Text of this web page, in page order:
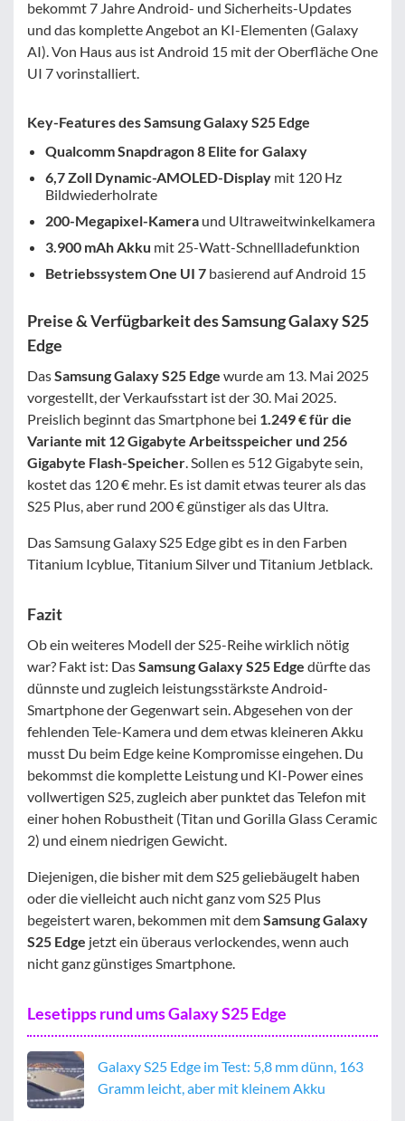
bekommt 7 Jahre Android- und Sicherheits-Updates
und das komplette Angebot an KI-Elementen (Galaxy
AI). Von Haus aus ist Android 15 mit der Oberfläche One
UI 7 vorinstalliert.
Key-Features des Samsung Galaxy S25 Edge
Qualcomm Snapdragon 8 Elite for Galaxy
6,7 Zoll Dynamic-AMOLED-Display mit 120 Hz
Bildwiederholrate
200-Megapixel-Kamera und Ultraweitwinkelkamera
3.900 mAh Akku mit 25-Watt-Schnellladefunktion
Betriebssystem One UI 7 basierend auf Android 15
Preise & Verfügbarkeit des Samsung Galaxy S25
Edge
DasSamsung Galaxy S25 Edge wurde am 13. Mai 2025
vorgestellt, der Verkaufsstart ist der 30. Mai 2025.
Preislich beginnt das Smartphone bei 1.249 € für die
Variante mit 12 Gigabyte Arbeitsspeicher und 256
Gigabyte Flash-Speicher. Sollen es 512 Gigabyte sein,
kostet das 120 € mehr. Es ist damit etwas teurer als das
S25 Plus, aber rund 200 € günstiger als das Ultra.
Das Samsung Galaxy S25 Edge gibt es in den Farben
Titanium Icyblue, Titanium Silver und Titanium Jetblack.
Fazit
Ob ein weiteres Modell der S25-Reihe wirklich nötig
war? Fakt ist: DasSamsung Galaxy S25 Edge dürfte das
dünnste und zugleich leistungsstärkste Android-
Smartphone der Gegenwart sein. Abgesehen von der
fehlenden Tele-Kamera und dem etwas kleineren Akku
musst Du beim Edge keine Kompromisse eingehen. Du
bekommst die komplette Leistung und KI-Power eines
vollwertigen S25, zugleich aber punktet das Telefon mit
einer hohen Robustheit (Titan und Gorilla Glass Ceramic
2) und einem niedrigen Gewicht.
Diejenigen, die bisher mit dem S25 geliebäugelt haben
oder die vielleicht auch nicht ganz vom S25 Plus
begeistert waren, bekommen mit demSamsung Galaxy
S25 Edge jetzt ein überaus verlockendes, wenn auch
nicht ganz günstiges Smartphone.
Lesetipps rund ums Galaxy S25 Edge
Galaxy S25 Edge im Test: 5,8 mm dünn, 163
Gramm leicht, aber mit kleinem Akku